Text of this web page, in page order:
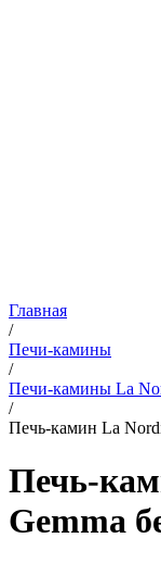
Главная
/
Печи-камины
/
Печи-камины La
/
Печь-камин La
Печь-
Gemma